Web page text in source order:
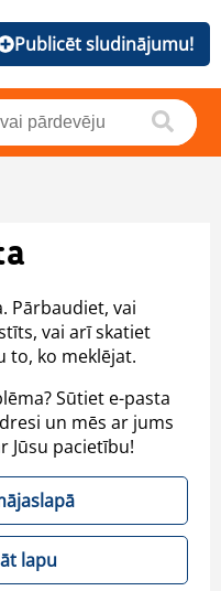
Publicēt sludinājumu!
Pārbaudiet, vai
vai arī skatiet
to, ko meklējat.
Sūtiet e-pasta
un mēs ar jums
Jūsu pacietību!
lapu